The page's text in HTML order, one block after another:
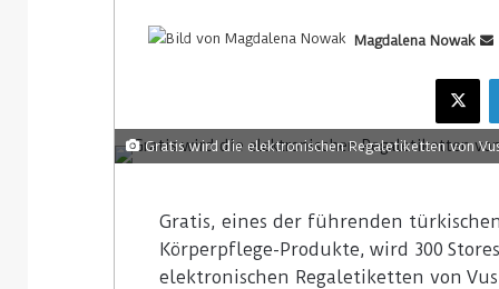
Magdalena Nowak
Gratis wird die elektronischen Regaletiketten von
Gratis, eines der führenden
Körperpflege-Produkte, wird 300
elektronischen Regaletiketten von